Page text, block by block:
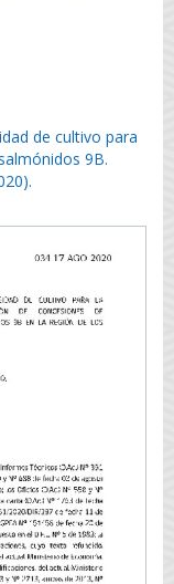
de cultivo para
9B.